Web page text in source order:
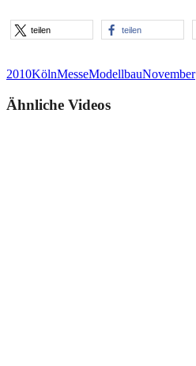
teilen teilen
2010KölnMesseModellbauNovember
Ähnliche Videos